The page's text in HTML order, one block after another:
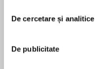
De cercetare și analitice
De publicitate
hands and a heavy
down, she seeks
known as a golden-
sheet as long as her
Jay Crownover is the